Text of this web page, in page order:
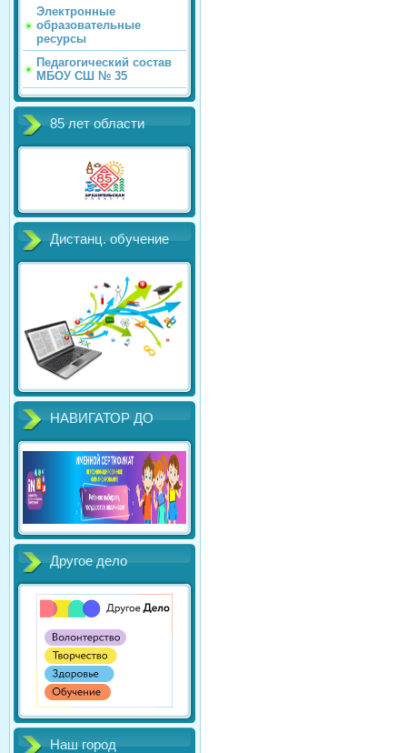
Электронные
образовательные
ресурсы
Педагогический состав
МБОУ СШ № 35
85 лет области
Дистанц. обучение
НАВИГАТОР ДО
Другое дело
Наш город